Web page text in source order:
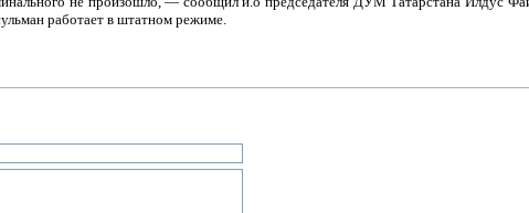
работает в штатном режиме.